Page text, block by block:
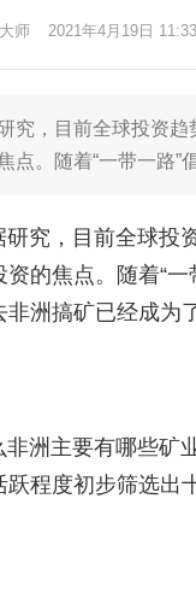
师 2021年4月19日 11:33
究，目前全球投资
点。随着“一带一路
研究，目前全球投
资的焦点。随着“
洲搞矿已经成为
非洲主要有哪些矿
跃程度初步筛选出